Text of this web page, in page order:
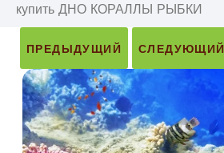
купить ДНО КОРАЛЛЫ РЫБКИ
ПРЕДЫДУЩИЙ СЛЕДУЮЩИЙ